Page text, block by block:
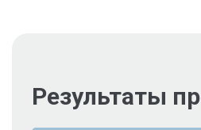
Результаты